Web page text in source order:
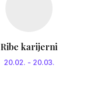
Ribe karijerni
20.02. - 20.03.